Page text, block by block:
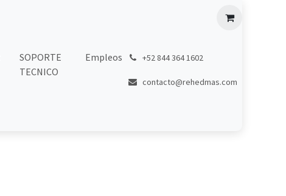
SOPORTE
TECNICO
Empleos +52 844 364 1602
contacto@rehedmas.com